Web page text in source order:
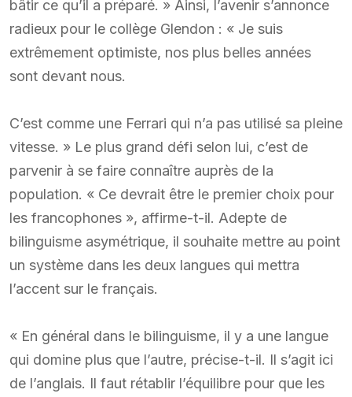
bâtir ce qu’il a préparé. » Ainsi, l’avenir s’annonce
radieux pour le collège Glendon : « Je suis
extrêmement optimiste, nos plus belles années
sont devant nous.
C’est comme une Ferrari qui n’a pas utilisé sa pleine
vitesse. » Le plus grand défi selon lui, c’est de
parvenir à se faire connaître auprès de la
population. « Ce devrait être le premier choix pour
les francophones », affirme-t-il. Adepte de
bilinguisme asymétrique, il souhaite mettre au point
un système dans les deux langues qui mettra
l’accent sur le français.
« En général dans le bilinguisme, il y a une langue
qui domine plus que l’autre, précise-t-il. Il s’agit ici
de l’anglais. Il faut rétablir l’équilibre pour que les